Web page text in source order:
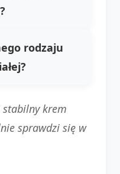
rodzaju
stabilny krem
sprawdzi się w